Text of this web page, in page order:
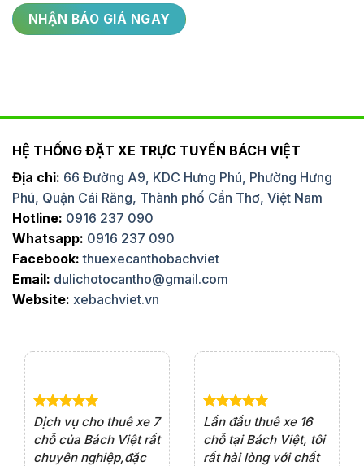
HỆ THỐNG ĐẶT XE TRỰC TUYẾN BÁCH VIỆT
Địa chỉ: 66 Đường A9, KDC Hưng Phú, Phường Hưng
Phú, Quận Cái Răng, Thành phố Cần Thơ, Việt Nam
Hotline: 0916 237 090
Whatsapp: 0916 237 090
Facebook: thuexecanthobachviet
Email: dulichotocantho@gmail.com
Website: xebachviet.vn
Dịch vụ cho thuê xe 7
chỗ của Bách Việt rất
chuyên nghiệp,đặc
Lần đầu thuê xe 16
chỗ tại Bách Việt, tôi
rất hài lòng với chất